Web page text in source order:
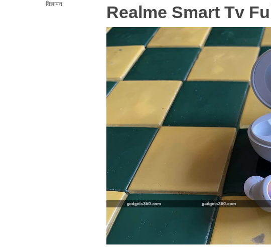
Realme Smart Tv
विज्ञापन